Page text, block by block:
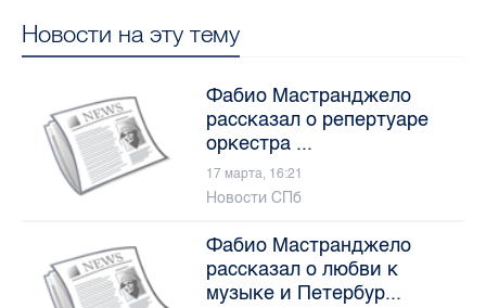
Новости на эту тему
Фабио Мастранджело
рассказал о репертуаре
оркестра ...
17 марта, 16:21
Новости СПб
Фабио Мастранджело
рассказал о любви к
музыке и Петербур...